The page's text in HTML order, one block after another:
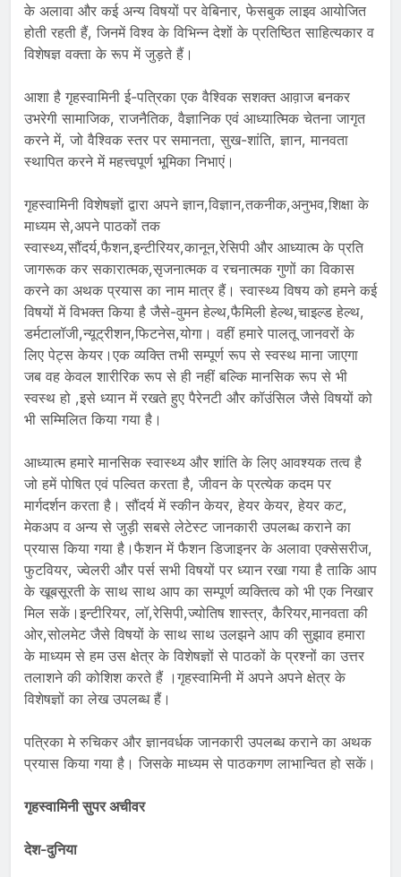
के अलावा और कई अन्य विषयों पर वेबिनार, फेसबुक लाइव आयोजित
होती रहती हैं, जिनमें विश्व के विभिन्न देशों के प्रतिष्ठित साहित्यकार व
विशेषज्ञ वक्ता के रूप में जुड़ते हैं।
आशा है गृहस्वामिनी ई-पत्रिका एक वैश्विक सशक्त आव़ाज बनकर
उभरेगी सामाजिक, राजनैतिक, वैज्ञानिक एवं आध्यात्मिक चेतना जागृत
करने में, जो वैश्विक स्तर पर समानता, सुख-शांति, ज्ञान, मानवता
स्थापित करने में महत्त्वपूर्ण भूमिका निभाएं।
गृहस्वामिनी विशेषज्ञों द्वारा अपने ज्ञान,विज्ञान,तकनीक,अनुभव,शिक्षा के
माध्यम से,अपने पाठकों तक
स्वास्थ्य,सौंदर्य,फैशन,इन्टीरियर,कानून,रेसिपी और आध्यात्म के प्रति
जागरूक कर सकारात्मक,सृजनात्मक व रचनात्मक गुणों का विकास
करने का अथक प्रयास का नाम मात्र हैं। स्वास्थ्य विषय को हमने कई
विषयों में विभक्त किया है जैसे-वुमन हेल्थ,फैमिली हेल्थ,चाइल्ड हेल्थ,
डर्मटालॉजी,न्यूट्रीशन,फिटनेस,योगा। वहीं हमारे पालतू जानवरों के
लिए पेट्स केयर।एक व्यक्ति तभी सम्पूर्ण रूप से स्वस्थ माना जाएगा
जब वह केवल शारीरिक रूप से ही नहीं बल्कि मानसिक रूप से भी
स्वस्थ हो ,इसे ध्यान में रखते हुए पैरेनटी और कॉउंसिल जैसे विषयों को
भी सम्मिलित किया गया है।
आध्यात्म हमारे मानसिक स्वास्थ्य और शांति के लिए आवश्यक तत्व है
जो हमें पोषित एवं पल्वित करता है, जीवन के प्रत्येक कदम पर
मार्गदर्शन करता है। सौंदर्य में स्कीन केयर, हेयर केयर, हेयर कट,
मेकअप व अन्य से जुड़ी सबसे लेटेस्ट जानकारी उपलब्ध कराने का
प्रयास किया गया है।फैशन में फैशन डिजाइनर के अलावा एक्सेसरीज,
फुटवियर, ज्वेलरी और पर्स सभी विषयों पर ध्यान रखा गया है ताकि आप
के खूबसूरती के साथ साथ आप का सम्पूर्ण व्यक्तित्व को भी एक निखार
मिल सकें।इन्टीरियर, लॉ,रेसिपी,ज्योतिष शास्त्र, कैरियर,मानवता की
ओर,सोलमेट जैसे विषयों के साथ साथ उलझने आप की सुझाव हमारा
के माध्यम से हम उस क्षेत्र के विशेषज्ञों से पाठकों के प्रश्नों का उत्तर
तलाशने की कोशिश करते हैं ।गृहस्वामिनी में अपने अपने क्षेत्र के
विशेषज्ञों का लेख उपलब्ध हैं।
पत्रिका मे रुचिकर और ज्ञानवर्धक जानकारी उपलब्ध कराने का अथक
प्रयास किया गया है। जिसके माध्यम से पाठकगण लाभान्वित हो सकें।
गृहस्वामिनी सुपर अचीवर
देश-दुनिया